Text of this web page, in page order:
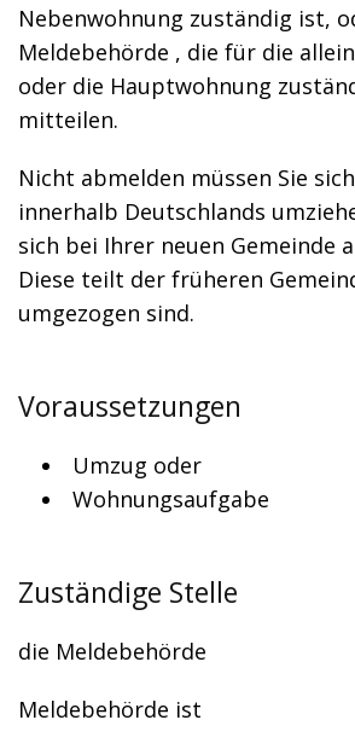
Nebenwohnung zuständig ist,
Meldebehörde , die für die
oder die Hauptwohnung
mitteilen.
Nicht abmelden müssen Sie
innerhalb Deutschlands
sich bei Ihrer neuen Gemeinde
Diese teilt der früheren
umgezogen sind.
Voraussetzungen
Umzug oder
Wohnungsaufgabe
Zuständige Stelle
die Meldebehörde
Meldebehörde ist